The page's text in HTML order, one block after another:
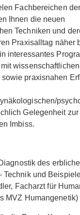
Fachbereichen
Ihnen die neuen
Techniken und
Praxisalltag näher
interessantes
praxisnahen
Gelegenheit
Imbiss.
des
Technik und
Facharzt für
MVZ Humangenetik)